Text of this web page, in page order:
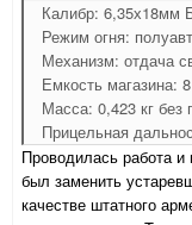
Калибр: 6,35х18мм
Режим огня:
Механизм: отдача
Емкость магазина:
Масса: 0,423 кг без
Прицельная
Проводилась работа и
был заменить
качестве штатного